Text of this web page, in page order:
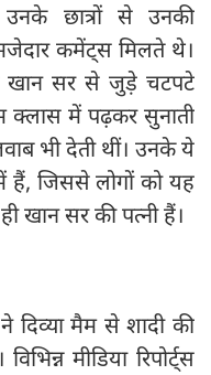
छात्रों से उनकी
कमेंट्स मिलते थे।
खान सर से जुड़े चटपटे
क्लास में पढ़कर सुनाती
भी देती थीं। उनके ये
हैं, जिससे लोगों को यह
खान सर की पत्नी हैं।
दिव्या मैम से शादी की
मीडिया रिपोर्ट्स